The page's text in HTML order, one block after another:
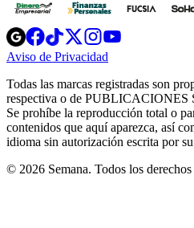
Opens
in
new
Opens
in
new
Opens
in
new
window
Opens
new
windowwindow
Aviso de Privacidad
new
window
Todas las marcas registradas son
respectiva o de
Se prohíbe la reproducción total o
contenidos que aquí aparezca, así
idioma sin autorización escrita por
© 2026 Semana. Todos los derechos